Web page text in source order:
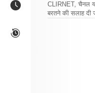
CLIRNET, चैनल या
बरतने की सलाह दी